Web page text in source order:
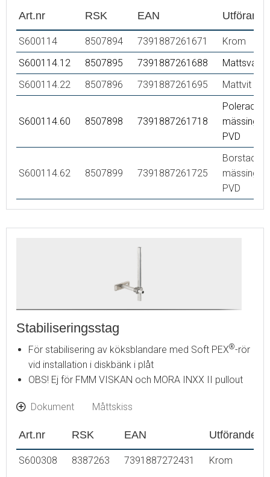
Art.nr RSK EAN Utförande
S600114 8507894 7391887261671
Krom
S600114.12
8507895 7391887261688
Mattsvart
S600114.22
8507896 7391887261695 Mattvit
S600114.60 8507898 7391887261718
Polerad
mässing
PVD
S600114.62 8507899 7391887261725
Borstad
mässing
PVD
Stabiliseringsstag
För stabilisering av köksblandare med Soft PEX®-rör
vid installation i diskbänk i plåt
OBS! Ej för FMM VISKAN och MORA INXX II pullout
Dokument Måttskiss
Art.nr RSK EAN Utförande
S600308 8387263 7391887272431 Krom